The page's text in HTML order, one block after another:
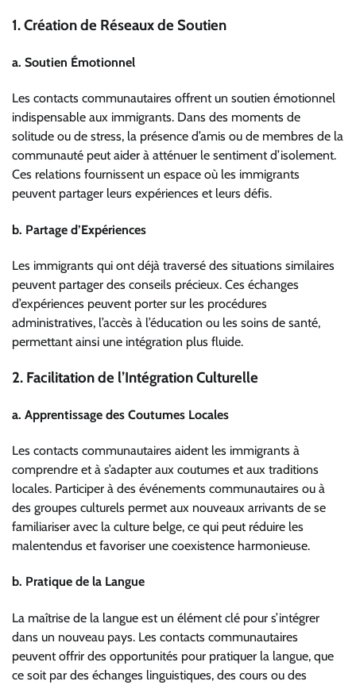
1. Création de Réseaux de Soutien
a. Soutien Émotionnel
Les contacts communautaires offrent un soutien émotionnel
indispensable aux immigrants. Dans des moments de
solitude ou de stress, la présence d’amis ou de membres de la
communauté peut aider à atténuer le sentiment d’isolement.
Ces relations fournissent un espace où les immigrants
peuvent partager leurs expériences et leurs défis.
b. Partage d’Expériences
Les immigrants qui ont déjà traversé des situations similaires
peuvent partager des conseils précieux. Ces échanges
d’expériences peuvent porter sur les procédures
administratives, l’accès à l’éducation ou les soins de santé,
permettant ainsi une intégration plus fluide.
2. Facilitation de l’Intégration Culturelle
a. Apprentissage des Coutumes Locales
Les contacts communautaires aident les immigrants à
comprendre et à s’adapter aux coutumes et aux traditions
locales. Participer à des événements communautaires ou à
des groupes culturels permet aux nouveaux arrivants de se
familiariser avec la culture belge, ce qui peut réduire les
malentendus et favoriser une coexistence harmonieuse.
b. Pratique de la Langue
La maîtrise de la langue est un élément clé pour s’intégrer
dans un nouveau pays. Les contacts communautaires
peuvent offrir des opportunités pour pratiquer la langue, que
ce soit par des échanges linguistiques, des cours ou des